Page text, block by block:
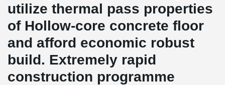
utilize thermal pass properties
of Hollow-core concrete floor
and afford economic robust
build. Extremely rapid
construction programme